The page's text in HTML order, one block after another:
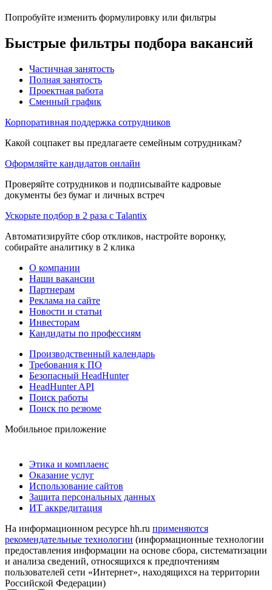
Попробуйте изменить формулировку или фильтры
Быстрые фильтры подбора вакансий
Частичная занятость
Полная занятость
Проектная работа
Сменный график
Корпоративная поддержка сотрудников
Какой соцпакет вы предлагаете семейным сотрудникам?
Оформляйте кандидатов онлайн
Проверяйте сотрудников и подписывайте кадровые
документы без бумаг и личных встреч
Ускорьте подбор в 2 раза с Talantix
Автоматизируйте сбор откликов, настройте воронку,
собирайте аналитику в 2 клика
О компании
Наши вакансии
Партнерам
Реклама на сайте
Новости и статьи
Инвесторам
Кандидаты по профессиям
Производственный календарь
Требования к ПО
Безопасный HeadHunter
HeadHunter API
Поиск работы
Поиск по резюме
Мобильное приложение
Этика и комплаенс
Оказание услуг
Использование сайтов
Защита персональных данных
ИТ аккредитация
На информационном ресурсе hh.ru применяются
рекомендательные технологии (информационные технологии
предоставления информации на основе сбора, систематизации
и анализа сведений, относящихся к предпочтениям
пользователей сети «Интернет», находящихся на территории
Российской Федерации)